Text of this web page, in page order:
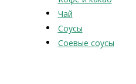
Чай
Соусы
Соевые соусы